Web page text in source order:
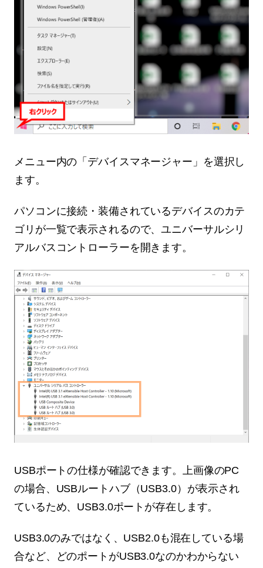
メニュー内の「デバイスマネージャー」を選択し
ます。
パソコンに接続・装備されているデバイスのカテ
ゴリが一覧で表示されるので、ユニバーサルシリ
アルバスコントローラーを開きます。
USBポートの仕様が確認できます。上画像のPC
の場合、USBルートハブ（USB3.0）が表示され
ているため、USB3.0ポートが存在します。
USB3.0のみではなく、USB2.0も混在している場
合など、どのポートがUSB3.0なのかわからない